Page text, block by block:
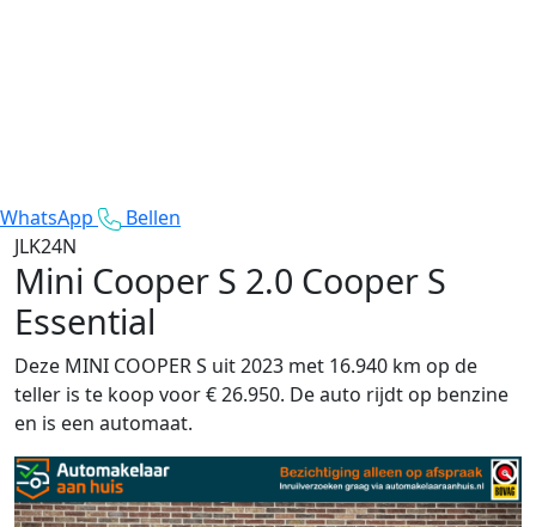
WhatsApp
Bellen
JLK24N
Mini Cooper S 2.0 Cooper S
Essential
Deze MINI COOPER S uit 2023 met 16.940 km op de
teller is te koop voor € 26.950. De auto rijdt op benzine
en is een automaat.